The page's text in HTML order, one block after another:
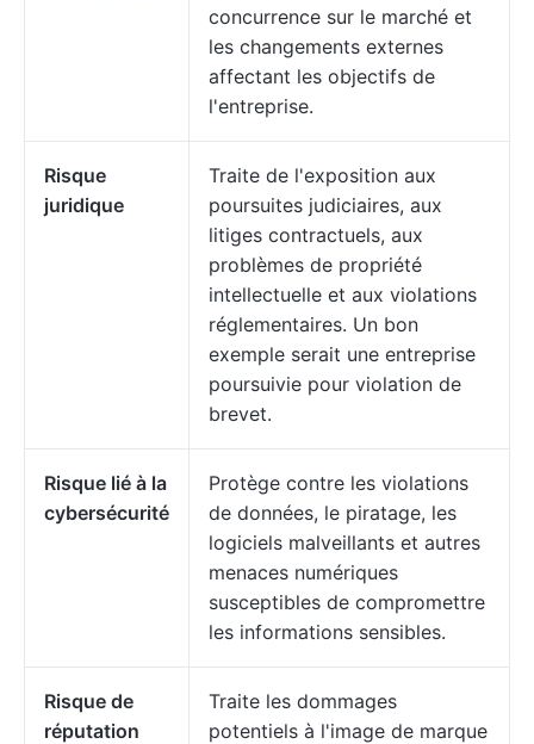
concurrence sur le marché et
les changements externes
affectant les objectifs de
l'entreprise.
Risque
juridique
Traite de l'exposition aux
poursuites judiciaires, aux
litiges contractuels, aux
problèmes de propriété
intellectuelle et aux violations
réglementaires. Un bon
exemple serait une entreprise
poursuivie pour violation de
brevet.
Risque lié à la
cybersécurité
Protège contre les violations
de données, le piratage, les
logiciels malveillants et autres
menaces numériques
susceptibles de compromettre
les informations sensibles.
Risque de
réputation
Traite les dommages
potentiels à l'image de marque